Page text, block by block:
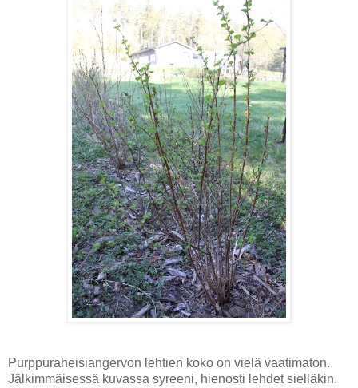
Purppuraheisiangervon lehtien koko on vielä vaatimaton.
Jälkimmäisessä kuvassa syreeni, hienosti lehdet sielläkin.